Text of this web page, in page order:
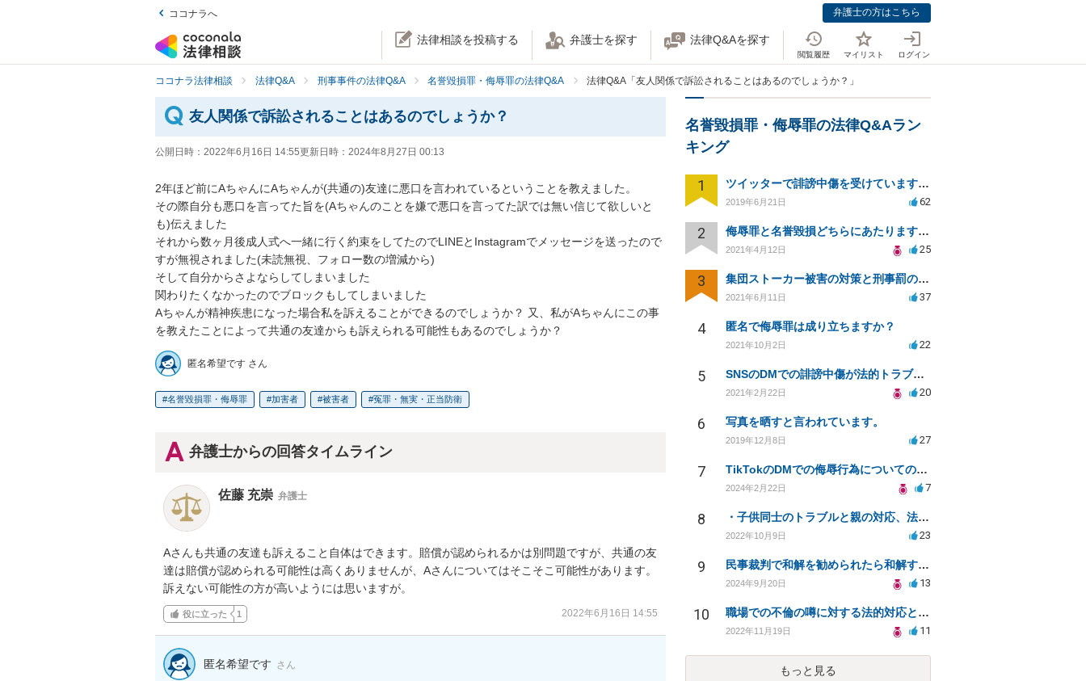
ココナラへ 弁護士の方はこちら
法律相談を投稿する 弁護士を探す 法律Q&Aを探す
閲覧履歴 マイリスト ログイン
ココナラ法律相談 法律Q&A 刑事事件の法律Q&A 名誉毀損罪・侮辱罪の法律Q&A 法律Q&A「友人関係で訴訟されることはあるのでしょうか？」
友人関係で訴訟されることはあるのでしょうか？
公開日時： 2022年6月16日 14:55更新日時： 2024年8月27日 00:13
2年ほど前にAちゃんにAちゃんが(共通の)友達に悪口を言われているということを教えました。
その際自分も悪口を言ってた旨を(Aちゃんのことを嫌で悪口を言ってた訳では無い信じて欲しいと
も)伝えました
それから数ヶ月後成人式へ一緒に行く約束をしてたのでLINEとInstagramでメッセージを送ったので
すが無視されました(未読無視、フォロー数の増減から)
そして自分からさよならしてしまいました
関わりたくなかったのでブロックもしてしまいました
Aちゃんが精神疾患になった場合私を訴えることができるのでしょうか？ 又、私がAちゃんにこの事
を教えたことによって共通の友達からも訴えられる可能性もあるのでしょうか？
匿名希望です さん
名誉毀損罪・侮辱罪 加害者 被害者 冤罪・無実・正当防衛
弁護士からの回答タイムライン
佐藤 充崇 弁護士
Aさんも共通の友達も訴えること自体はできます。賠償が認められるかは別問題ですが、共通の友
達は賠償が認められる可能性は高くありませんが、Aさんについてはそこそこ可能性があります。
訴えない可能性の方が高いようには思いますが。
役に立った 1 2022年6月16日 14:55
匿名希望です さん
名誉毀損罪・侮辱罪の法律Q&Aラン
キング
1 ツイッターで誹謗中傷を受けています。侮辱罪は成立しますか？
2019年6月21日 62
2 侮辱罪と名誉毀損どちらにあたりますか？
2021年4月12日 25
3 集団ストーカー被害の対策と刑事罰のための相談先は？
2021年6月11日 37
4 匿名で侮辱罪は成り立ちますか？
2021年10月2日 22
5 SNSのDMでの誹謗中傷が法的トラブルに発展するか？
2021年2月22日 20
6 写真を晒すと言われています。
2019年12月8日 27
7 TikTokのDMでの侮辱行為についての相談
2024年2月22日 7
8 ・子供同士のトラブルと親の対応、法的助言を求める方法は？
2022年10月9日 23
9 民事裁判で和解を勧められたら和解するしかないか？判決で大きく結果が変わることはありますか？
2024年9月20日 13
10 職場での不倫の噂に対する法的対応と解決策について
2022年11月19日 11
もっと見る